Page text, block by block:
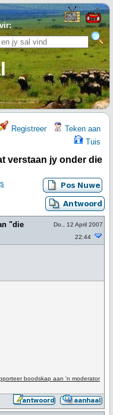
Registreer
Teken aan
Tuis
verstaan jy onder die
"die
Do., 12 April 2007
22:44
boodskap aan 'n moderator